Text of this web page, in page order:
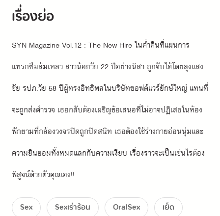
เรื่องย่อ
SYN Magazine Vol.12 : The New Hire ในค่ำคืนที่แผนการ
แทรกซึมล้มเหลว สาวน้อยวัย 22 ปีอย่างนิสา ถูกจับได้โดยลุงแสง
ชัย รปภ.วัย 58 ปีผู้ทรงอิทธิพลในบริษัทซอฟต์แวร์ยักษ์ใหญ่ แทนที่
จะถูกส่งตำรวจ เธอกลับต้องเผชิญข้อเสนอที่ไม่อาจปฏิเสธในห้อง
พักยามที่กล้องวงจรปิดถูกปิดสนิท เธอต้องใช้ร่างกายอ่อนนุ่มและ
ความยินยอมทั้งหมดแลกกับความเงียบ เรื่องราวจะเป็นเช่นไรต้อง
พิสูจน์ด้วยตัวคุณเอง!!
Sex Sexเร่าร้อน OralSex
เย็ด